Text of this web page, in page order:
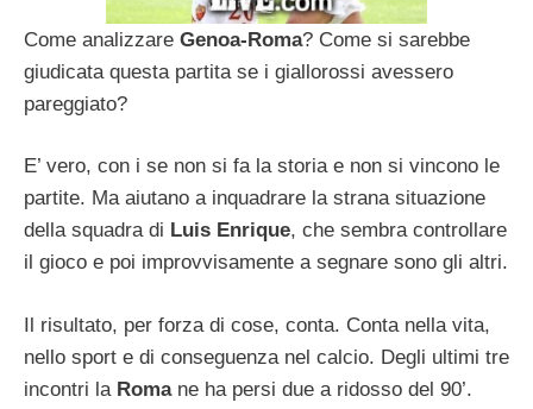
Come analizzare Genoa-Roma? Come si sarebbe
giudicata questa partita se i giallorossi avessero
pareggiato?
E’ vero, con i se non si fa la storia e non si vincono le
partite. Ma aiutano a inquadrare la strana situazione
della squadra di Luis Enrique, che sembra controllare
il gioco e poi improvvisamente a segnare sono gli altri.
Il risultato, per forza di cose, conta. Conta nella vita,
nello sport e di conseguenza nel calcio. Degli ultimi tre
incontri la Romane ha persi due a ridosso del 90’.